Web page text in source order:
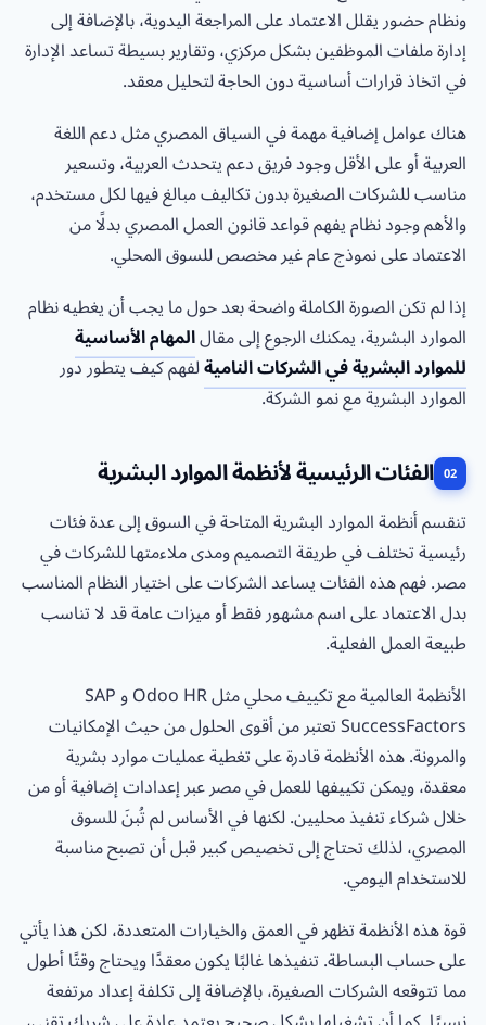
ونظام حضور يقلل الاعتماد على المراجعة اليدوية، بالإضافة إلى
إدارة ملفات الموظفين بشكل مركزي، وتقارير بسيطة تساعد الإدارة
في اتخاذ قرارات أساسية دون الحاجة لتحليل معقد.
هناك عوامل إضافية مهمة في السياق المصري مثل دعم اللغة
العربية أو على الأقل وجود فريق دعم يتحدث العربية، وتسعير
مناسب للشركات الصغيرة بدون تكاليف مبالغ فيها لكل مستخدم،
والأهم وجود نظام يفهم قواعد قانون العمل المصري بدلًا من
الاعتماد على نموذج عام غير مخصص للسوق المحلي.
إذا لم تكن الصورة الكاملة واضحة بعد حول ما يجب أن يغطيه نظام
الموارد البشرية، يمكنك الرجوع إلى مقالالمهام الأساسية
للموارد البشرية في الشركات الناميةلفهم كيف يتطور دور
الموارد البشرية مع نمو الشركة.
الفئات الرئيسية لأنظمة الموارد البشرية
تنقسم أنظمة الموارد البشرية المتاحة في السوق إلى عدة فئات
رئيسية تختلف في طريقة التصميم ومدى ملاءمتها للشركات في
مصر. فهم هذه الفئات يساعد الشركات على اختيار النظام المناسب
بدل الاعتماد على اسم مشهور فقط أو ميزات عامة قد لا تناسب
طبيعة العمل الفعلية.
الأنظمة العالمية مع تكييف محلي مثل Odoo HR و SAP
SuccessFactors تعتبر من أقوى الحلول من حيث الإمكانيات
والمرونة. هذه الأنظمة قادرة على تغطية عمليات موارد بشرية
معقدة، ويمكن تكييفها للعمل في مصر عبر إعدادات إضافية أو من
خلال شركاء تنفيذ محليين. لكنها في الأساس لم تُبنَ للسوق
المصري، لذلك تحتاج إلى تخصيص كبير قبل أن تصبح مناسبة
للاستخدام اليومي.
قوة هذه الأنظمة تظهر في العمق والخيارات المتعددة، لكن هذا يأتي
على حساب البساطة. تنفيذها غالبًا يكون معقدًا ويحتاج وقتًا أطول
مما تتوقعه الشركات الصغيرة، بالإضافة إلى تكلفة إعداد مرتفعة